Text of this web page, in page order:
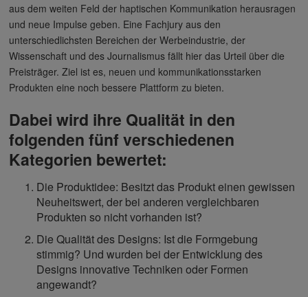
aus dem weiten Feld der haptischen Kommunikation herausragen
und neue Impulse geben. Eine Fachjury aus den
unterschiedlichsten Bereichen der Werbeindustrie, der
Wissenschaft und des Journalismus fällt hier das Urteil über die
Preisträger. Ziel ist es, neuen und kommunikationsstarken
Produkten eine noch bessere Plattform zu bieten.
Dabei wird ihre Qualität in den
folgenden fünf verschiedenen
Kategorien bewertet:
Die Produktidee: Besitzt das Produkt einen gewissen
Neuheitswert, der bei anderen vergleichbaren
Produkten so nicht vorhanden ist?
Die Qualität des Designs: Ist die Formgebung
stimmig? Und wurden bei der Entwicklung des
Designs innovative Techniken oder Formen
angewandt?